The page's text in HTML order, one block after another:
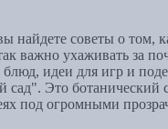
найдете советы о
ухаживать за
идеи для игр и
Это
под огромными